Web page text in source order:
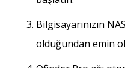
Bilgisayarınızın
olduğundan emin